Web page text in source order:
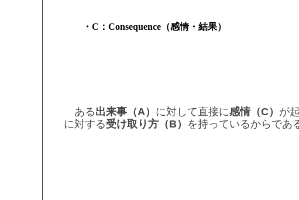
・C ： Consequence （感情・結果）
ある出来事（A） に対して直接に感情（C） が
に対する受け取り方（B） を持っているからであ